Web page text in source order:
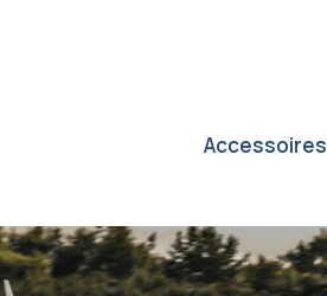
Accessoires